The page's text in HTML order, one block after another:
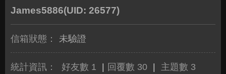
James5886(UID: 26577)
信箱狀態： 未驗證
統計資訊： 好友數 1 回覆數 30 主題數 3